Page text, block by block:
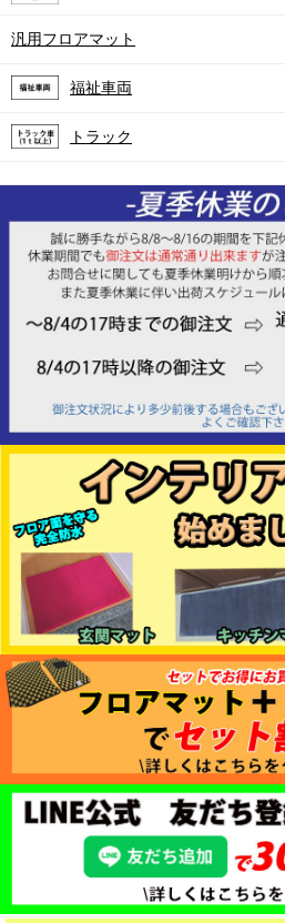
汎用フロアマット
福祉車両
トラック